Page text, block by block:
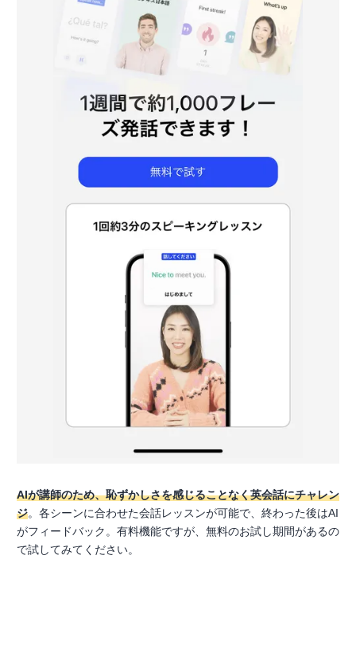
AIが講師のため、恥ずかしさを感じることなく英会話にチャレン
ジ。各シーンに合わせた会話レッスンが可能で、終わった後はAI
がフィードバック。有料機能ですが、無料のお試し期間があるの
で試してみてください。